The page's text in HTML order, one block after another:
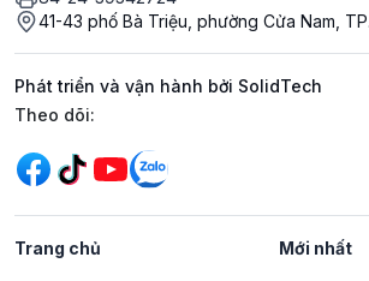
41-43 phố Bà Triệu, phường Cửa Nam,
Phát triển và vận hành bởi SolidTech
Mạng xã hội
Theo dõi:
Trang chủ Mới nhất